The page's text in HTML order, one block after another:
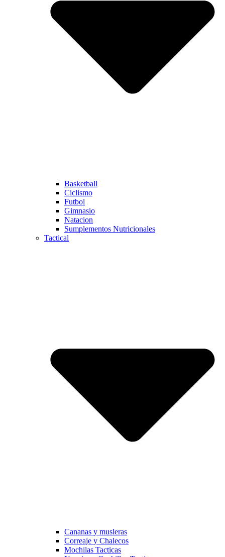
Basketball
Ciclismo
Futbol
Gimnasio
Natacion
Sumplementos Nutricionales
Tactical
Cananas y musleras
Correaje y Chalecos
Mochilas Tacticas